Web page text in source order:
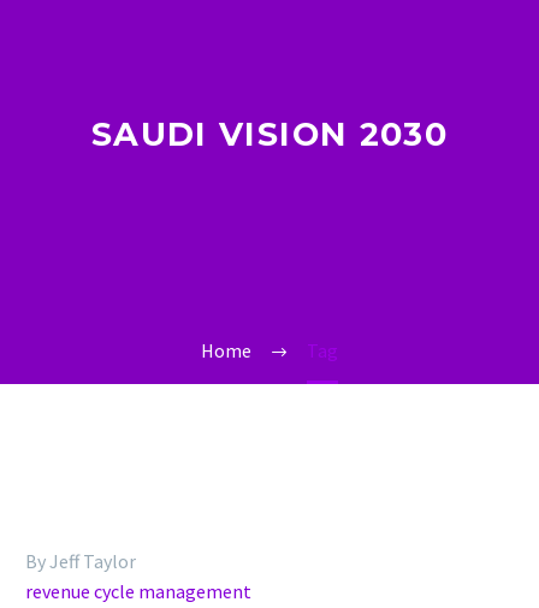
SAUDI VISION 2030
Home Tag
By Jeff Taylor
revenue cycle management